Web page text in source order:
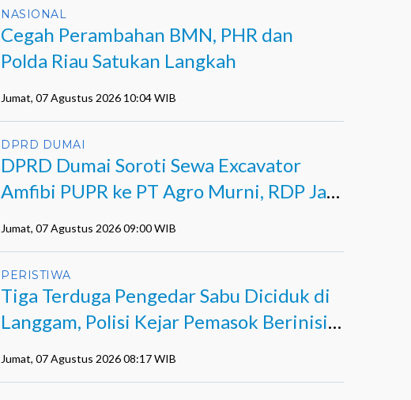
NASIONAL
Cegah Perambahan BMN, PHR dan
Polda Riau Satukan Langkah
Jumat, 07 Agustus 2026 10:04 WIB
DPRD DUMAI
DPRD Dumai Soroti Sewa Excavator
Amfibi PUPR ke PT Agro Murni, RDP Jadi
Jumat, 07 Agustus 2026 09:00 WIB
PERISTIWA
Tiga Terduga Pengedar Sabu Diciduk di
Langgam, Polisi Kejar Pemasok Berinisial
Jumat, 07 Agustus 2026 08:17 WIB